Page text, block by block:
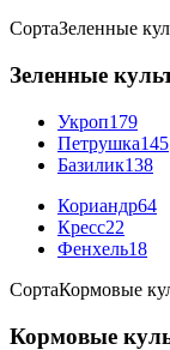
СортаЗеленные
Зеленные
Укроп179
Петрушка145
Базилик138
Кориандр64
Кресс22
Фенхель18
СортаКормовые
Кормовые